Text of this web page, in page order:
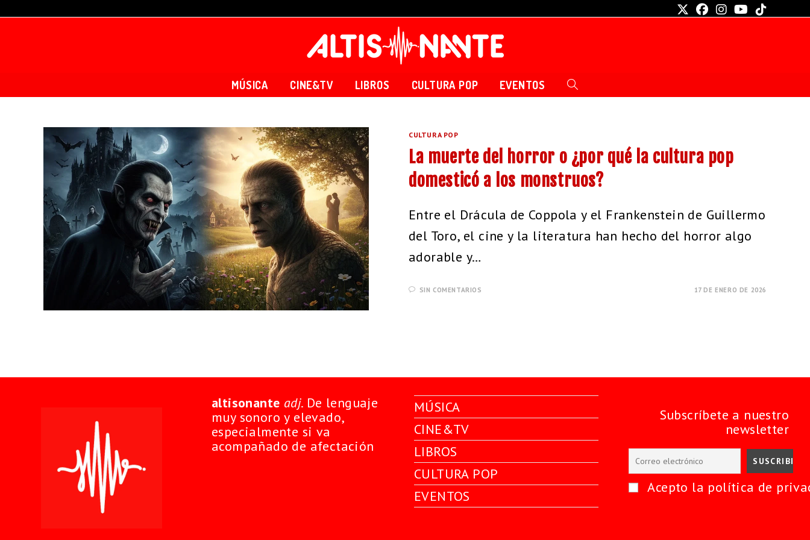
MÚSICA CINE&TV LIBROS CULTURA POP EVENTOS
CULTURA POP
La muerte del horror o ¿por qué la cultura pop
domesticó a los monstruos?
Entre el Drácula de Coppola y el Frankenstein de Guillermo
del Toro, el cine y la literatura han hecho del horror algo
adorable y…
SIN COMENTARIOS 17 DE ENERO DE 2026
altisonante adj. De lenguaje
muy sonoro y elevado,
especialmente si va
acompañado de afectación
MÚSICA
CINE&TV
LIBROS
CULTURA POP
EVENTOS
Subscríbete a nuestro
newsletter
Acepto la política de